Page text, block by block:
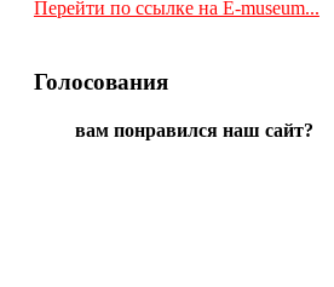
Перейти по ссылке на E-museum...
Голосования
вам понравился наш сайт?